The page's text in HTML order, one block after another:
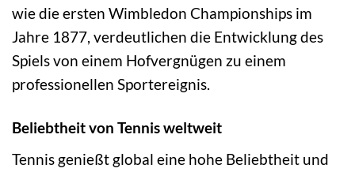
wie die ersten Wimbledon Championships im
Jahre 1877, verdeutlichen die Entwicklung des
Spiels von einem Hofvergnügen zu einem
professionellen Sportereignis.
Beliebtheit von Tennis weltweit
Tennis genießt global eine hohe Beliebtheit und